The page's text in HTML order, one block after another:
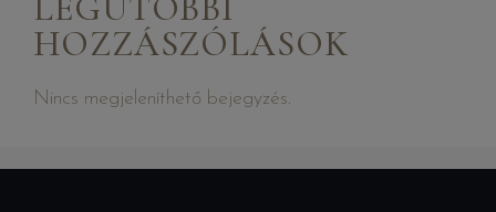
HOZZÁSZÓLÁSOK
Nincs megjeleníthető bejegyzés.